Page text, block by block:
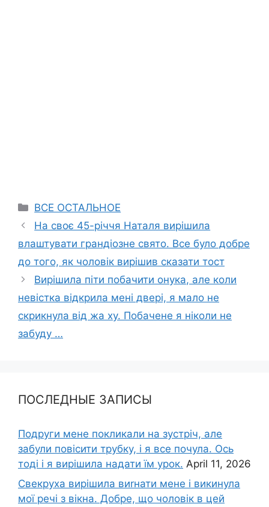
Categories
ВСЕ ОСТАЛЬНОЕ
На своє 45-річчя Наталя вирішила
влаштувати грандіозне свято. Все було добре
до того, як чоловік вирішив сказати тост
Вирішила піти побачити онука, але коли
невістка відкрила мені двері, я мало не
скрикнула від жа ху. Побачене я ніколи не
забуду …
ПОСЛЕДНЫЕ ЗАПИСЫ
Подруги мене покликали на зустріч, але
забули повісити трубку, і я все почула. Ось
тоді і я вирішила надати їм урок. April 11, 2026
Свекруха вирішила виrнати мене і викинула
мої речі з вікна. Добре, що чоловік в цей